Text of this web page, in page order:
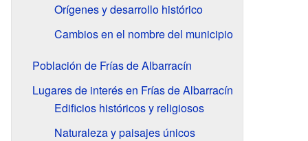
Orígenes y desarrollo histórico
Cambios en el nombre del municipio
Población de Frías de Albarracín
Lugares de interés en Frías de Albarracín
Edificios históricos y religiosos
Naturaleza y paisajes únicos